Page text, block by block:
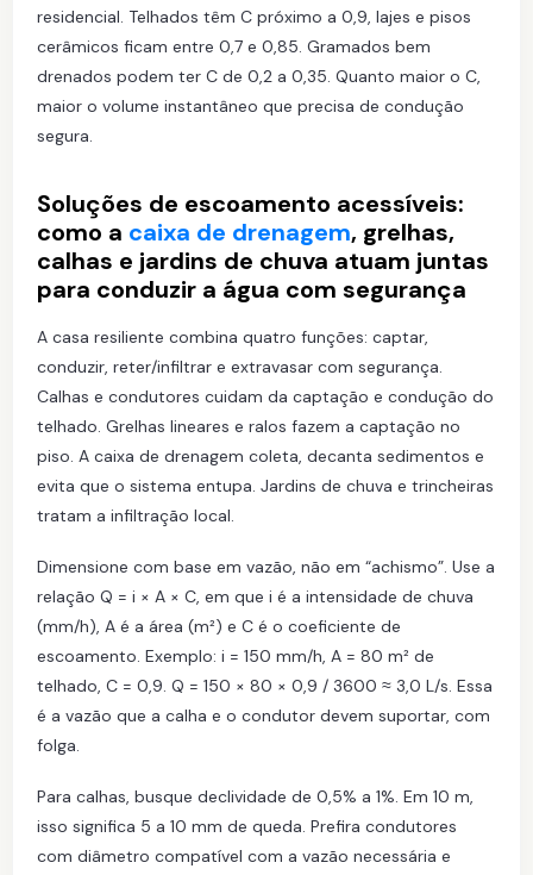
residencial. Telhados têm C próximo a 0,9, lajes e pisos
cerâmicos ficam entre 0,7 e 0,85. Gramados bem
drenados podem ter C de 0,2 a 0,35. Quanto maior o C,
maior o volume instantâneo que precisa de condução
segura.
Soluções de escoamento acessíveis:
como a caixa de drenagem, grelhas,
calhas e jardins de chuva atuam juntas
para conduzir a água com segurança
A casa resiliente combina quatro funções: captar,
conduzir, reter/infiltrar e extravasar com segurança.
Calhas e condutores cuidam da captação e condução do
telhado. Grelhas lineares e ralos fazem a captação no
piso. A caixa de drenagem coleta, decanta sedimentos e
evita que o sistema entupa. Jardins de chuva e trincheiras
tratam a infiltração local.
Dimensione com base em vazão, não em “achismo”. Use a
relação Q = i × A × C, em que i é a intensidade de chuva
(mm/h), A é a área (m²) e C é o coeficiente de
escoamento. Exemplo: i = 150 mm/h, A = 80 m² de
telhado, C = 0,9. Q = 150 × 80 × 0,9 / 3600 ≈ 3,0 L/s. Essa
é a vazão que a calha e o condutor devem suportar, com
folga.
Para calhas, busque declividade de 0,5% a 1%. Em 10 m,
isso significa 5 a 10 mm de queda. Prefira condutores
com diâmetro compatível com a vazão necessária e